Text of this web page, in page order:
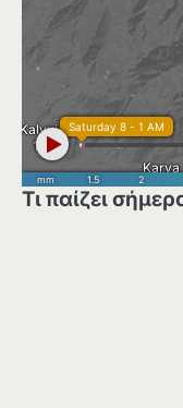
Τι παίζει